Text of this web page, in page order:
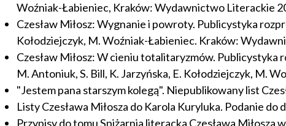
Woźniak-Łabieniec, Kraków: Wydawnictwo Literackie
Czesław Miłosz: Wygnanie i powroty. Publicystyka
Kołodziejczyk, M. Woźniak-Łabieniec. Kraków:
Czesław Miłosz: W cieniu totalitaryzmów.
M. Antoniuk, S. Bill, K. Jarzyńska, E. Kołodziejczyk, M.
"Jestem pana starszym kolegą". Niepublikowany list
Listy Czesława Miłosza do Karola Kuryluka. Podanie
Przypisy do tomu Spiżarnia literacka Czesława